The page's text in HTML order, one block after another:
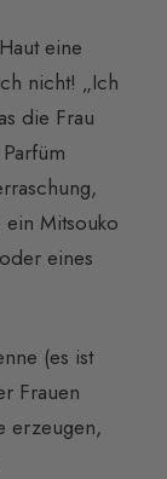
eine
nicht! „Ich
die Frau
Mitsouko
eines
(es ist
Frauen
erzeugen,